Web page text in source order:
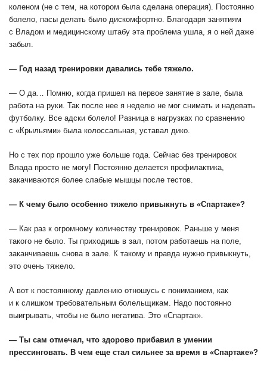
коленом (не с тем, на котором была сделана операция). Постоянно
болело, пасы делать было дискомфортно. Благодаря занятиям
с Владом и медицинскому штабу эта проблема ушла, я о ней даже
забыл.
— Год назад тренировки давались тебе тяжело.
— О да… Помню, когда пришел на первое занятие в зале, была
работа на руки. Так после нее я неделю не мог снимать и надевать
футболку. Все адски болело! Разница в нагрузках по сравнению
с «Крыльями» была колоссальная, уставал дико.
Но с тех пор прошло уже больше года. Сейчас без тренировок
Влада просто не могу! Постоянно делается профилактика,
закачиваются более слабые мышцы после тестов.
— К чему было особенно тяжело привыкнуть в «Спартаке»?
— Как раз к огромному количеству тренировок. Раньше у меня
такого не было. Ты приходишь в зал, потом работаешь на поле,
заканчиваешь снова в зале. К такому и правда нужно привыкнуть,
это очень тяжело.
А вот к постоянному давлению отношусь с пониманием, как
и к слишком требовательным болельщикам. Надо постоянно
выигрывать, чтобы не было негатива. Это «Спартак».
— Ты сам отмечал, что здорово прибавил в умении
прессинговать. В чем еще стал сильнее за время в «Спартаке»?